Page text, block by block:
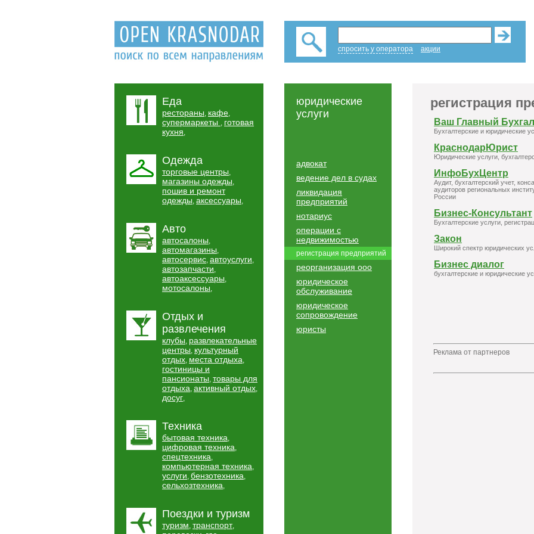
спросить у оператора акции
Еда
рестораны, кафе,
супермаркеты , готовая
кухня,
Одежда
торговые центры,
магазины одежды,
пошив и ремонт
одежды, аксессуары,
Авто
автосалоны,
автомагазины,
автосервис, автоуслуги,
автозапчасти,
автоаксессуары,
мотосалоны,
Отдых и
развлечения
клубы, развлекательные
центры, культурный
отдых, места отдыха,
гостиницы и
пансионаты, товары для
отдыха, активный отдых,
досуг,
Техника
бытовая техника,
цифровая техника,
спецтехника,
компьютерная техника,
услуги, бензотехника,
сельхозтехника,
Поездки и туризм
туризм, транспорт,
юридические
услуги
адвокат
ведение дел в судах
ликвидация
предприятий
нотариус
операции с
недвижимостью
регистрация предприятий
реорганизация ооо
юридическое
обслуживание
юридическое
сопровождение
юристы
регистрация
Ваш Главный
Бухгалтерские и юридические
КраснодарЮрист
Юридические услуги,
ИнфоБухЦентр
Аудит, бухгалтерский учет,
аудиторов региональных
России
Бизнес-Консультант
Бухгалтерские услуги,
Закон
Широкий спектр юридических
Бизнес диалог
бухгалтерские и юридические
Реклама от партнеров